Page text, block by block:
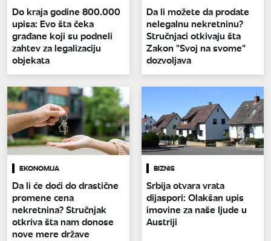
Do kraja godine 800.000
upisa: Evo šta čeka
građane koji su podneli
zahtev za legalizaciju
objekata
Da li možete da prodate
nelegalnu nekretninu?
Stručnjaci otkivaju šta
Zakon "Svoj na svome"
dozvoljava
EKONOMIJA
Da li će doći do drastične
promene cena
nekretnina? Stručnjak
otkriva šta nam donose
nove mere države
BIZNIS
Srbija otvara vrata
dijaspori: Olakšan upis
imovine za naše ljude u
Austriji